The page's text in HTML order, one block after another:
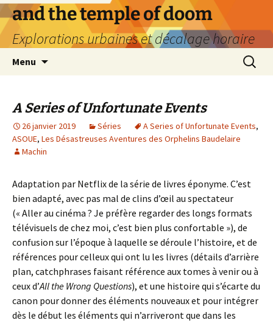
Aller
au
contenu
and the temple of doom
Explorations urbaines et décalage horaire
Menu
A Series of Unfortunate Events
26 janvier 2019 Séries A Series of Unfortunate Events,
ASOUE, Les Désastreuses Aventures des Orphelins Baudelaire
Machin
Adaptation par Netflix de la série de livres éponyme. C’est
bien adapté, avec pas mal de clins d’œil au spectateur
(« Aller au cinéma ? Je préfère regarder des longs formats
télévisuels de chez moi, c’est bien plus confortable »), de
confusion sur l’époque à laquelle se déroule l’histoire, et de
références pour celleux qui ont lu les livres (détails d’arrière
plan, catchphrases faisant référence aux tomes à venir ou à
ceux d’All the Wrong Questions), et une histoire qui s’écarte du
canon pour donner des éléments nouveaux et pour intégrer
dès le début les éléments qui n’arriveront que dans les